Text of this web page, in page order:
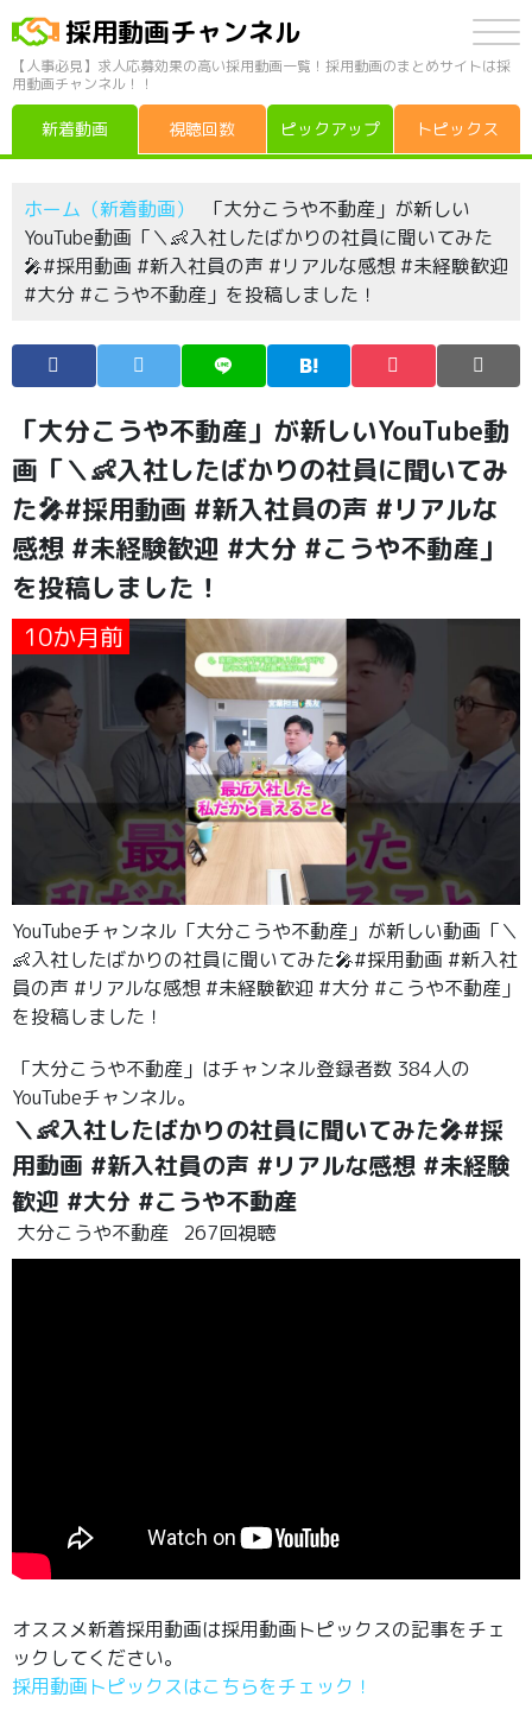
採用動画チャンネル
【人事必見】求人応募効果の高い採用動画一覧！採用動画のまとめサイトは採
用動画チャンネル！！
新着動画 視聴回数 ピックアップ トピックス
ホーム（新着動画）
「大分こうや不動産」が新しい
YouTube動画「＼👶入社したばかりの社員に聞いてみた
🎤#採用動画 #新入社員の声 #リアルな感想 #未経験歓迎
#大分 #こうや不動産」を投稿しました！
「大分こうや不動産」が新しいYouTube動
画「＼👶入社したばかりの社員に聞いてみ
た🎤#採用動画 #新入社員の声 #リアルな
感想 #未経験歓迎 #大分 #こうや不動産」
を投稿しました！
10か月前
YouTubeチャンネル「大分こうや不動産」が新しい動画「＼
👶入社したばかりの社員に聞いてみた🎤#採用動画 #新入社
員の声 #リアルな感想 #未経験歓迎 #大分 #こうや不動産」
を投稿しました！
「大分こうや不動産」はチャンネル登録者数 384人の
YouTubeチャンネル。
＼👶入社したばかりの社員に聞いてみた🎤#採
用動画 #新入社員の声 #リアルな感想 #未経験
歓迎 #大分 #こうや不動産
大分こうや不動産 267回視聴
オススメ新着採用動画は採用動画トピックスの記事をチェ
ックしてください。
採用動画トピックスはこちらをチェック！